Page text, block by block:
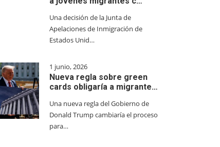
Una decisión de la Junta de
Apelaciones de Inmigración de
Estados Unid…
1 junio, 2026
Nueva regla sobre green
cards obligaría a migrante…
Una nueva regla del Gobierno de
Donald Trump cambiaría el proceso
para…